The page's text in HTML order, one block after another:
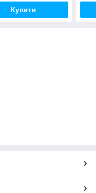
Купити